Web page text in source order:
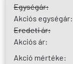
Egységár:
Akciós egységár:
Eredeti ár:
Akciós ár:
Akció mértéke: